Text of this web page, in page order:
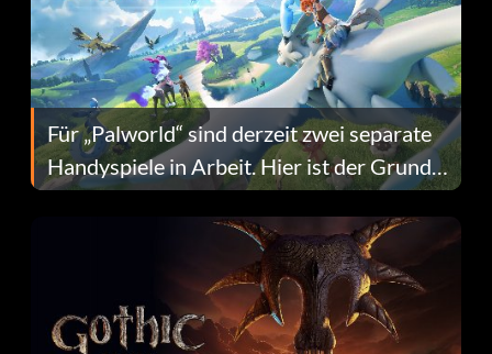
Für „Palworld“ sind derzeit zwei separate
Handyspiele in Arbeit. Hier ist der Grund
dafür.